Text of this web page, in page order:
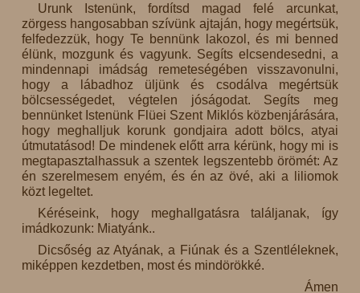
Urunk Istenünk, fordítsd magad felé arcunkat,
zörgess hangosabban szívünk ajtaján, hogy megértsük,
felfedezzük, hogy Te bennünk lakozol, és mi benned
élünk, mozgunk és vagyunk. Segíts elcsendesedni, a
mindennapi imádság remeteségében visszavonulni,
hogy a lábadhoz üljünk és csodálva megértsük
bölcsességedet, végtelen jóságodat. Segíts meg
bennünket Istenünk Flüei Szent Miklós közbenjárására,
hogy meghalljuk korunk gondjaira adott bölcs, atyai
útmutatásod! De mindenek előtt arra kérünk, hogy mi is
megtapasztalhassuk a szentek legszentebb örömét: Az
én szerelmesem enyém, és én az övé, aki a liliomok
közt legeltet.
Kéréseink, hogy meghallgatásra találjanak, így
imádkozunk: Miatyánk..
Dicsőség az Atyának, a Fiúnak és a Szentléleknek,
miképpen kezdetben, most és mindörökké.
Ámen